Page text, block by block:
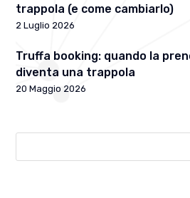
trappola (e come cambiarlo)
2 Luglio 2026
Truffa booking: quando la
diventa una trappola
20 Maggio 2026